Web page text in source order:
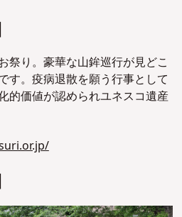
祭り。豪華な山鉾巡行が見どこ
す。疫病退散を願う行事として
的価値が認められユネスコ遺産